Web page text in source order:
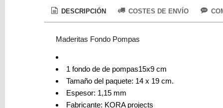
Marcas
Carrito
DESCRIPCIÓN COSTES DE ENVÍO
Maderitas Fondo Pompas
1 fondo de de pompas15x9 cm
Tamaño del paquete: 14 x 19 cm.
Espesor: 1,15 mm
Fabricante: KORA projects